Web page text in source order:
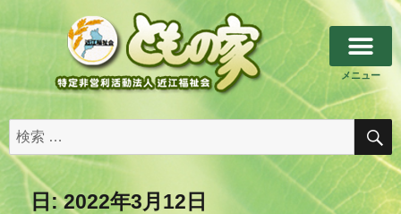
メニュー
日:2022年3月12日